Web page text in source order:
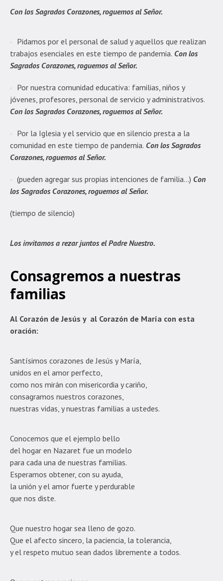
Con los Sagrados Corazones, roguemos al Señor.
Pidamos por el personal de salud y aquellos que realizan
trabajos esenciales en este tiempo de pandemia. Con los
Sagrados Corazones, roguemos al Señor.
Por nuestra comunidad educativa: familias, niños y
jóvenes, profesores, personal de servicio y administrativos.
Con los Sagrados Corazones, roguemos al Señor.
Por la Iglesia y el servicio que en silencio presta a la
comunidad en este tiempo de pandemia. Con los Sagrados
Corazones, roguemos al Señor.
(pueden agregar sus propias intenciones de familia…) Con
los Sagrados Corazones, roguemos al Señor.
(tiempo de silencio)
Los invitamos a rezar juntos el Padre Nuestro.
Consagremos a nuestras
familias
Al Corazón de Jesús y al Corazón de María con esta
oración:
Santísimos corazones de Jesús y María,
unidos en el amor perfecto,
como nos mirán con misericordia y cariño,
consagramos nuestros corazones,
nuestras vidas, y nuestras familias a ustedes.
Conocemos que el ejemplo bello
del hogar en Nazaret fue un modelo
para cada una de nuestras familias.
Esperamos obtener, con su ayuda,
la unión y el amor fuerte y perdurable
que nos diste.
Que nuestro hogar sea lleno de gozo.
Que el afecto sincero, la paciencia, la tolerancia,
y el respeto mutuo sean dados libremente a todos.